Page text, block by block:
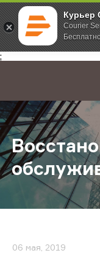
Курьер
Courier
;
Главная О компании
06 мая, 2019